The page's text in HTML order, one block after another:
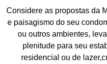
Considere as propostas da
e paisagismo do seu
ou outros ambientes,
plenitude para seu
residencial ou de